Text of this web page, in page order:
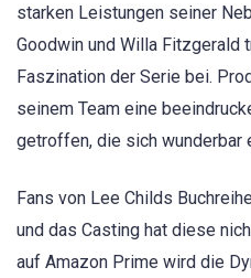
starken Leistungen seiner
Goodwin und Willa Fitzgerald
Faszination der Serie bei.
seinem Team eine
getroffen, die sich wunderbar
Fans von Lee Childs
und das Casting hat diese
auf Amazon Prime wird die